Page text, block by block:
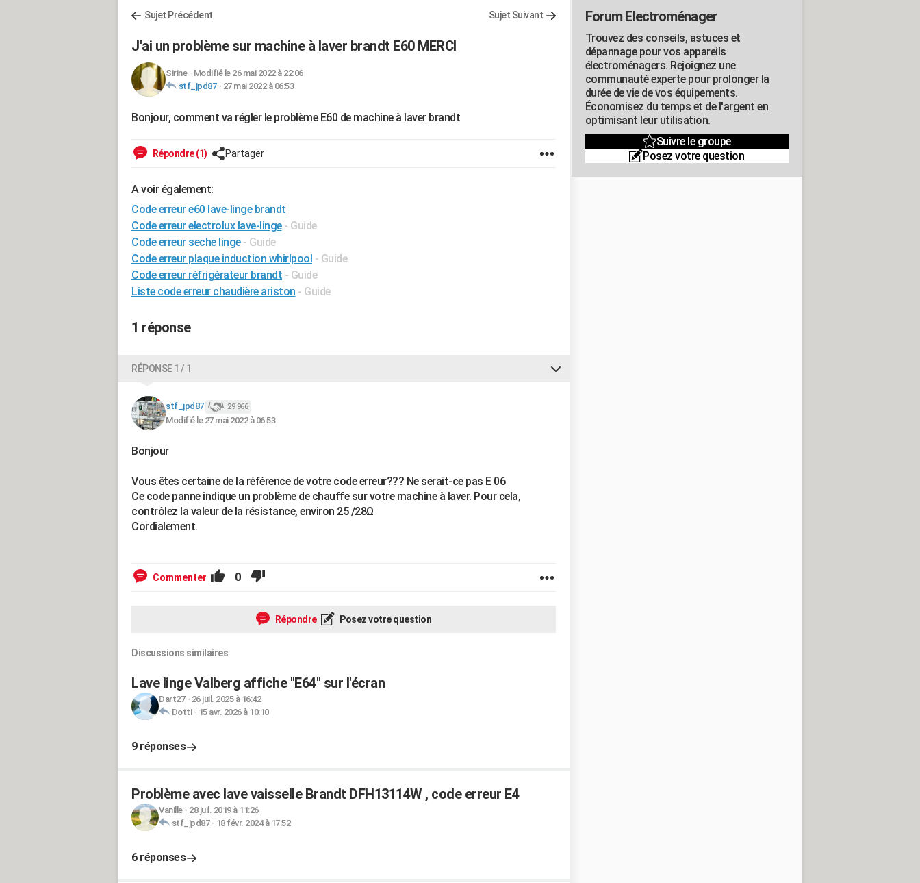
Sujet Précédent Sujet Suivant
J'ai un problème sur machine à laver brandt E60 MERCI
Sirine- Modifié le 26 mai 2022 à 22:06
stf_jpd87- 27 mai 2022 à 06:53
Bonjour, comment va régler le problème E60 de machine à laver brandt
Répondre (1) Partager
A voir également:
Code erreur e60 lave-linge brandt
Code erreur electrolux lave-linge - Guide
Code erreur seche linge - Guide
Code erreur plaque induction whirlpool - Guide
Code erreur réfrigérateur brandt - Guide
Liste code erreur chaudière ariston - Guide
1 réponse
RÉPONSE 1 / 1
stf_jpd87 29 966
Modifié le 27 mai 2022 à 06:53
Bonjour
Vous êtes certaine de la référence de votre code erreur??? Ne serait-ce pas E 06
Ce code panne indique un problème de chauffe sur votre machine à laver. Pour cela,
contrôlez la valeur de la résistance, environ 25 /28Ω
Cordialement.
Commenter 0
Répondre Posez votre question
Discussions similaires
Lave linge Valberg affiche "E64" sur l'écran
Dart27- 26 juil. 2025 à 16:42
Dotti- 15 avr. 2026 à 10:10
9 réponses
Problème avec lave vaisselle Brandt DFH13114W , code erreur E4
Vanille- 28 juil. 2019 à 11:26
stf_jpd87- 18 févr. 2024 à 17:52
6 réponses
Forum Electroménager
Trouvez des conseils, astuces et
dépannage pour vos appareils
électroménagers. Rejoignez une
communauté experte pour prolonger la
durée de vie de vos équipements.
Économisez du temps et de l'argent en
optimisant leur utilisation.
Suivre le groupe
Posez votre question